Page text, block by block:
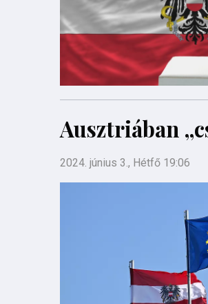
Ausztriában
2024. június 3., Hétfő 19:06